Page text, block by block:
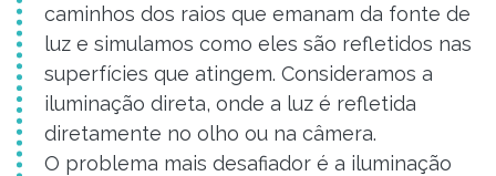
caminhos dos raios que emanam da fonte de
luz e simulamos como eles são refletidos nas
superfícies que atingem. Consideramos a
iluminação direta, onde a luz é refletida
diretamente no olho ou na câmera.
O problema mais desafiador é a iluminação